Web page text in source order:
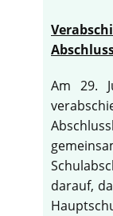
Am 29.
darauf,